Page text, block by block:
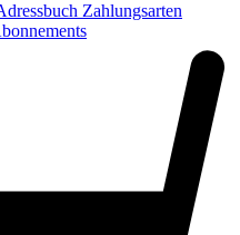
Zahlungsarten